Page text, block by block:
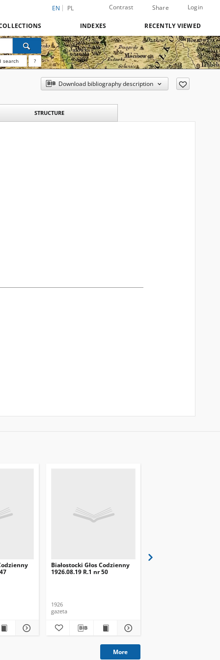
EN PL Contrast Share Login
INDEXES RECENTLY VIEWED
search ?
Download bibliography description
STRUCTURE
Białostocki Głos Codzienny
1926.08.19 R.1 nr 50
1926
gazeta
More